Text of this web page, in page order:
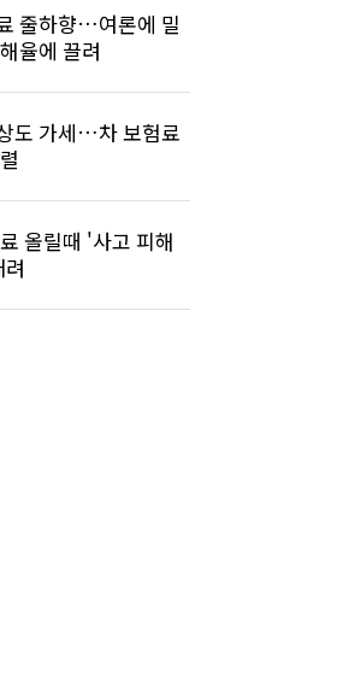
줄하향…여론에 밀
율에 끌려
도 가세…차 보험료
올릴때 '사고 피해